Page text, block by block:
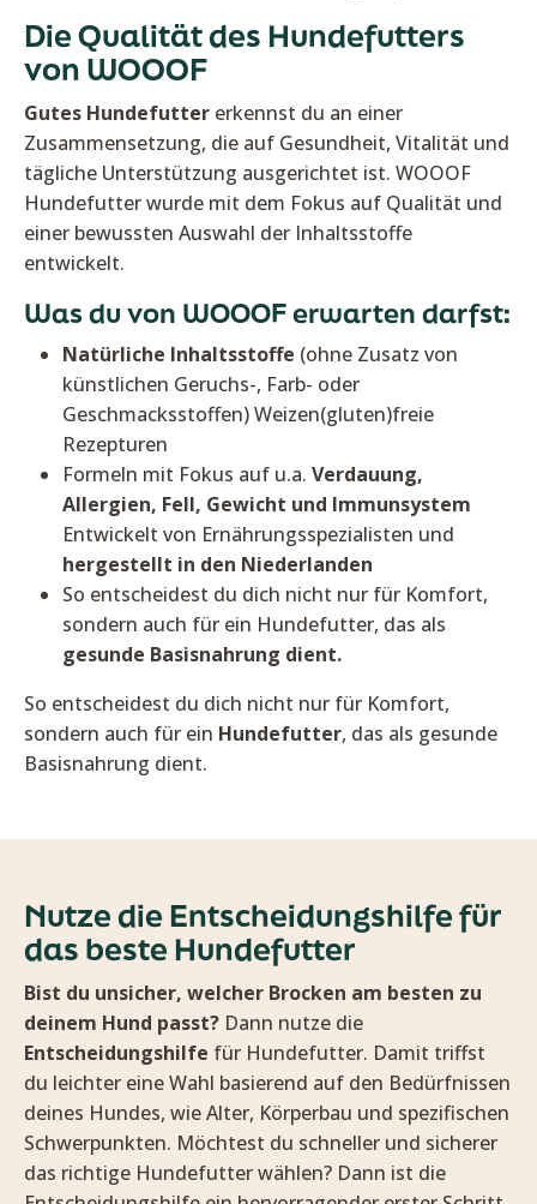
Die Qualität des Hundefutters
von WOOOF
Gutes Hundefutter erkennst du an einer
Zusammensetzung, die auf Gesundheit, Vitalität und
tägliche Unterstützung ausgerichtet ist. WOOOF
Hundefutter wurde mit dem Fokus auf Qualität und
einer bewussten Auswahl der Inhaltsstoffe
entwickelt.
Was du von WOOOF erwarten darfst:
Natürliche Inhaltsstoffe (ohne Zusatz von
künstlichen Geruchs-, Farb- oder
Geschmacksstoffen) Weizen(gluten)freie
Rezepturen
Formeln mit Fokus auf u.a. Verdauung,
Allergien, Fell, Gewicht und Immunsystem
Entwickelt von Ernährungsspezialisten und
hergestellt in den Niederlanden
So entscheidest du dich nicht nur für Komfort,
sondern auch für ein Hundefutter, das als
gesunde Basisnahrung dient.
So entscheidest du dich nicht nur für Komfort,
sondern auch für ein Hundefutter, das als gesunde
Basisnahrung dient.
Nutze die Entscheidungshilfe für
das beste Hundefutter
Bist du unsicher, welcher Brocken am besten zu
deinem Hund passt? Dann nutze die
Entscheidungshilfe für Hundefutter. Damit triffst
du leichter eine Wahl basierend auf den Bedürfnissen
deines Hundes, wie Alter, Körperbau und spezifischen
Schwerpunkten. Möchtest du schneller und sicherer
das richtige Hundefutter wählen? Dann ist die